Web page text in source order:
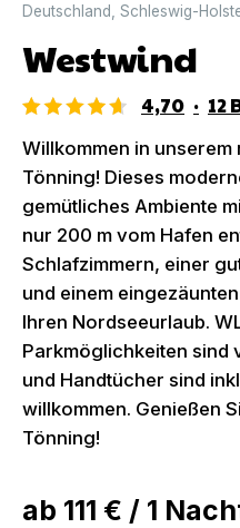
Deutschland Schleswig-
Westwind
4,70 · 12
Willkommen in unserem
Tönning! Dieses
gemütliches Ambiente
nur 200 m vom Hafen
Schlafzimmern, einer
und einem
Ihren Nordseeurlaub.
Parkmöglichkeiten sind
und Handtücher sind
willkommen. Genießen
Tönning!
ab 111 € / 1